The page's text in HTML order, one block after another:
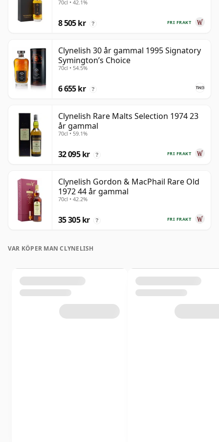
70cl • 42.1%
FRI FRAKT
8 505 kr ?
Clynelish 30 år gammal 1995 Signatory
Symington’s Choice
70cl • 54.5%
6 655 kr ?
Clynelish Rare Malts Selection 1974 23
år gammal
70cl • 59.1%
FRI FRAKT
32 095 kr ?
Clynelish Gordon & MacPhail Rare Old
1972 44 år gammal
70cl • 42.2%
FRI FRAKT
35 305 kr ?
VAR KÖPER MAN CLYNELISH